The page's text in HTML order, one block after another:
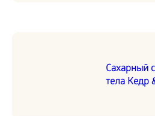
Сахарный
тела Кедр